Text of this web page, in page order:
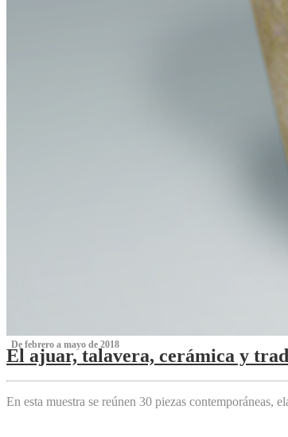
‌ De febrero a mayo de 2018
El ajuar, talavera, cerámica y
‌
En esta muestra se reúnen 30 piezas contemporáneas,